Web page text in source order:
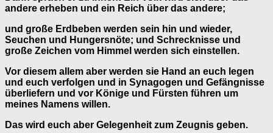
andere erheben und ein Reich über das andere;
und große Erdbeben werden sein hin und wieder,
Seuchen und Hungersnöte; und Schrecknisse und
große Zeichen vom Himmel werden sich einstellen.
Vor diesem allem aber werden sie Hand an euch legen
und euch verfolgen und in Synagogen und Gefängnisse
überliefern und vor Könige und Fürsten führen um
meines Namens willen.
Das wird euch aber Gelegenheit zum Zeugnis geben.